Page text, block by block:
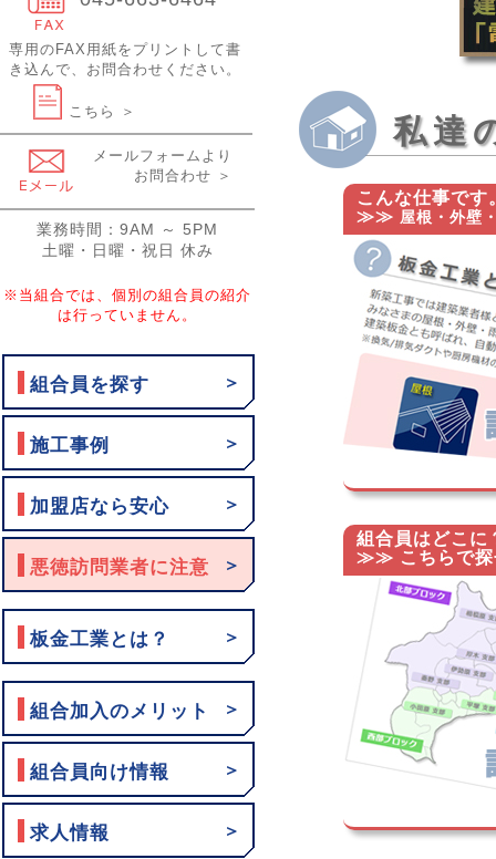
専用のFAX用紙をプリントして書
き込んで、お問合わせください。
こちら ＞
メールフォームより
お問合わせ ＞
業務時間：9AM ～ 5PM
土曜・日曜・祝日 休み
※当組合では、個別の組合員の紹介
は行っていません。
組合員を探す ＞
施工事例 ＞
加盟店なら安心 ＞
悪徳訪問業者に注意 ＞
板金工業とは？ ＞
組合加入のメリット ＞
組合員向け情報 ＞
求人情報 ＞
私達
こんな仕事です
≫≫ 屋根・外壁
組合員はどこに
≫≫ こちらで探